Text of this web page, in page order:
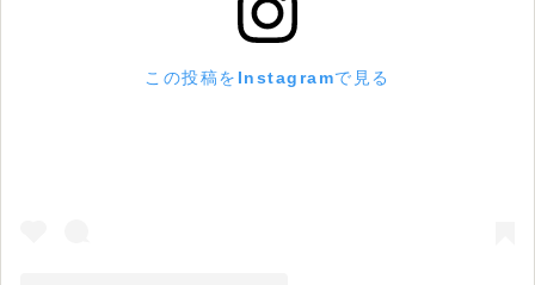
この投稿をInstagramで見る